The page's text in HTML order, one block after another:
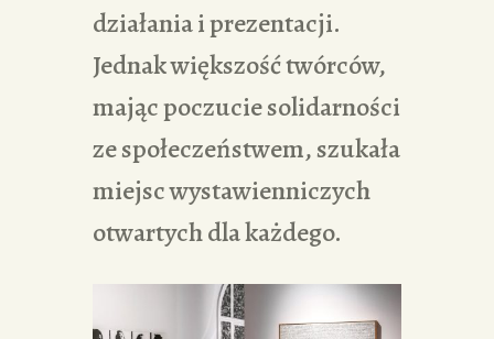
działania i prezentacji.
Jednak większość twórców,
mając poczucie solidarności
ze społeczeństwem, szukała
miejsc wystawienniczych
otwartych dla każdego.